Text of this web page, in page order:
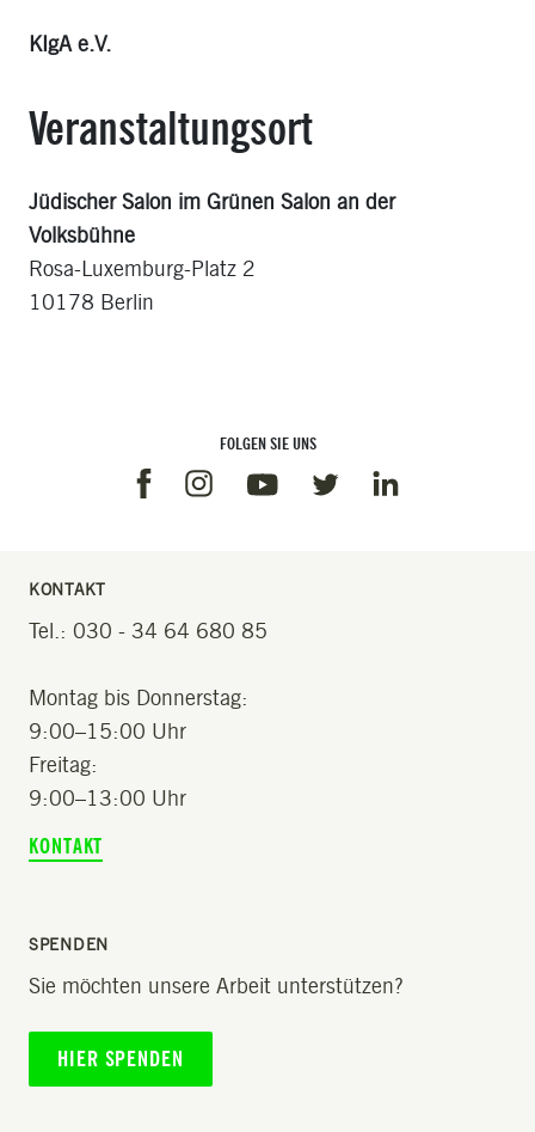
KIgA e.V.
Veranstaltungsort
Jüdischer Salon im Grünen Salon an der
Volksbühne
Rosa-Luxemburg-Platz 2
10178 Berlin
FOLGEN SIE UNS
FacebookInstagramYoutubeTwitterLinkedin
KONTAKT
Tel.: 030 - 34 64 680 85
Montag bis Donnerstag:
9:00–15:00 Uhr
Freitag:
9:00–13:00 Uhr
KONTAKT
SPENDEN
Sie möchten unsere Arbeit unterstützen?
HIER SPENDEN